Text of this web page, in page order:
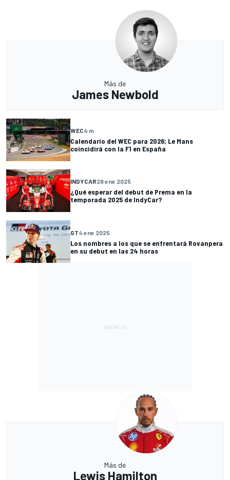
Más de
James Newbold
WEC4 m
Calendario del WEC para 2026; Le Mans
coincidirá con la F1 en España
INDYCAR26 ene 2025
¿Qué esperar del debut de Prema en la
temporada 2025 de IndyCar?
GT4 ene 2025
Los nombres a los que se enfrentará Rovanpera
en su debut en las 24 horas
Más de
Lewis Hamilton